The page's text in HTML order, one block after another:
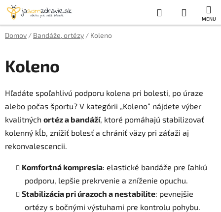
Prejsť
obsah
Hľadať
KOŠÍK
Domov / Bandáže, ortézy / Koleno
Koleno
Hľadáte spoľahlivú podporu kolena pri bolesti, po úraze
alebo počas športu? V kategórii „Koleno“ nájdete výber
kvalitných ortéz a bandáží, ktoré pomáhajú stabilizovať
kolenný kĺb, znížiť bolesť a chrániť väzy pri záťaži aj
rekonvalescencii.
Komfortná kompresia: elastické bandáže pre ľahkú
podporu, lepšie prekrvenie a zníženie opuchu.
Stabilizácia pri úrazoch a nestabilite: pevnejšie
ortézy s bočnými výstuhami pre kontrolu pohybu.